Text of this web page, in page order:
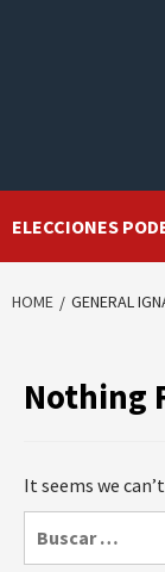
ELECCIONES
HOME GENERAL
Nothing
It seems we